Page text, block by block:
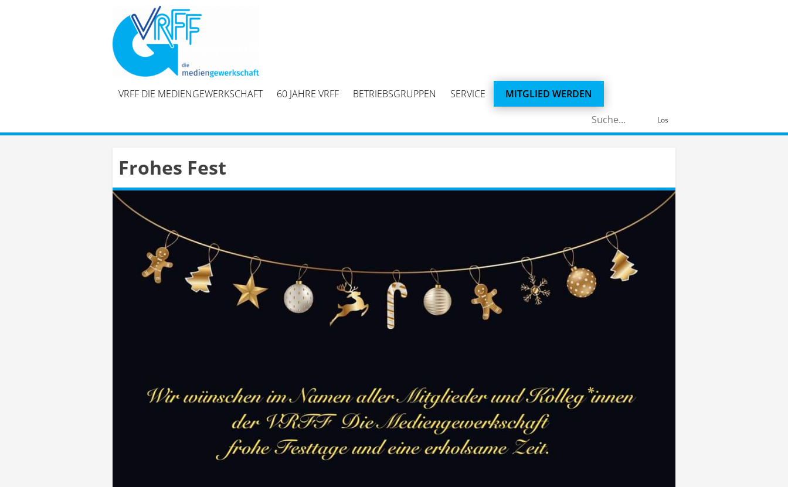
VRFF DIE MEDIENGEWERKSCHAFT 60 JAHRE VRFF BETRIEBSGRUPPEN SERVICE
MITGLIED WERDEN
Los
Frohes Fest